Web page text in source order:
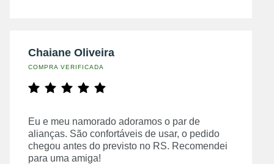
Chaiane Oliveira
COMPRA VERIFICADA
Eu e meu namorado adoramos o par de
alianças. São confortáveis de usar, o pedido
chegou antes do previsto no RS. Recomendei
para uma amiga!